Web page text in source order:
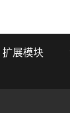
扩展模块